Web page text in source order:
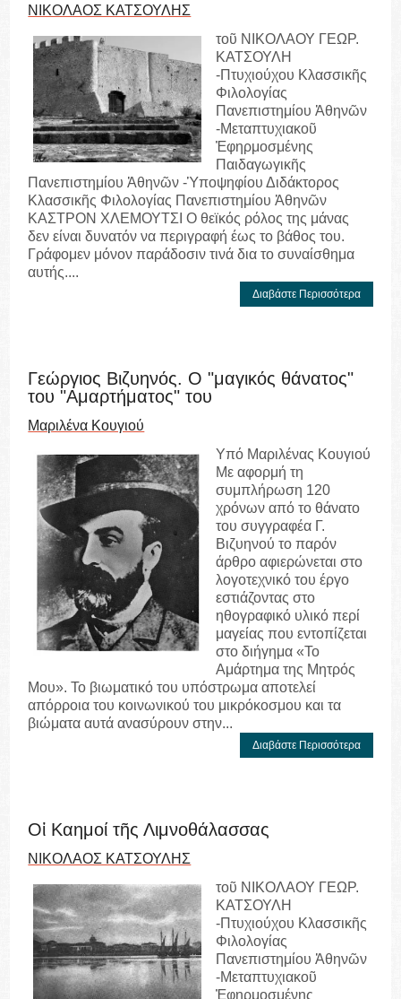
ΝΙΚΟΛΑΟΣ ΚΑΤΣΟΥΛΗΣ
τοῦ ΝΙΚΟΛΑΟΥ ΓΕΩΡ.
ΚΑΤΣΟΥΛΗ
-Πτυχιούχου Κλασσικῆς
Φιλολογίας
Πανεπιστημίου Ἀθηνῶν
-Μεταπτυχιακοῦ
Ἐφηρμοσμένης
Παιδαγωγικῆς
Πανεπιστημίου Ἀθηνῶν -Ὑποψηφίου Διδάκτορος
Κλασσικῆς Φιλολογίας Πανεπιστημίου Ἀθηνῶν
ΚΑΣΤΡΟΝ ΧΛΕΜΟΥΤΣΙ Ο θεϊκός ρόλος της μάνας
δεν είναι δυνατόν να περιγραφή έως το βάθος του.
Γράφομεν μόνον παράδοσιν τινά δια το συναίσθημα
αυτής....
Διαβάστε Περισσότερα
Γεώργιος Βιζυηνός. Ο "μαγικός θάνατος"
του "Αμαρτήματος" του
Μαριλένα Κουγιού
Υπό Μαριλένας Κουγιού
Με αφορμή τη
συμπλήρωση 120
χρόνων από το θάνατο
του συγγραφέα Γ.
Βιζυηνού το παρόν
άρθρο αφιερώνεται στο
λογοτεχνικό του έργο
εστιάζοντας στο
ηθογραφικό υλικό περί
μαγείας που εντοπίζεται
στο διήγημα «Το
Αμάρτημα της Μητρός
Μου». Το βιωματικό του υπόστρωμα αποτελεί
απόρροια του κοινωνικού του μικρόκοσμου και τα
βιώματα αυτά ανασύρουν στην...
Διαβάστε Περισσότερα
Οἱ Καημοί τῆς Λιμνοθάλασσας
ΝΙΚΟΛΑΟΣ ΚΑΤΣΟΥΛΗΣ
τοῦ ΝΙΚΟΛΑΟΥ ΓΕΩΡ.
ΚΑΤΣΟΥΛΗ
-Πτυχιούχου Κλασσικῆς
Φιλολογίας
Πανεπιστημίου Ἀθηνῶν
-Μεταπτυχιακοῦ
Ἐφηρμοσμένης